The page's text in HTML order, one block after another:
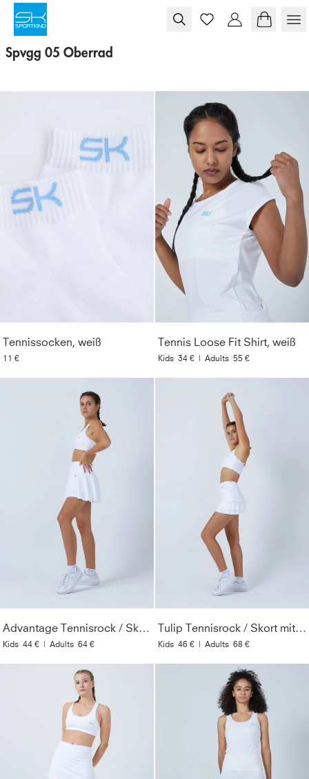
Spvgg 05 Oberrad
Tennissocken, weiß
11 €
Tennis Loose Fit Shirt, weiß
Kids 34 € | Adults 55 €
Advantage Tennisrock / Skort mit Ballhalter, weiß
Kids 44 € | Adults 64 €
Tulip Tennisrock / Skort mit Taschen, weiß
Kids 46 € | Adults 68 €